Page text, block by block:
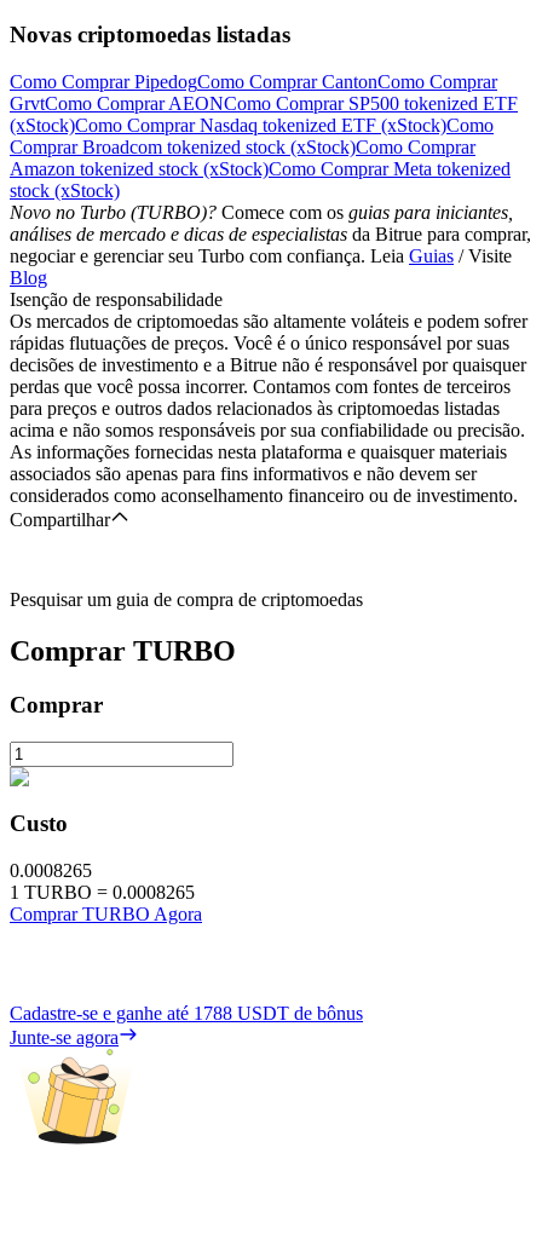
Novas criptomoedas listadas
Como Comprar PipedogComo Comprar CantonComo Comprar
GrvtComo Comprar AEONComo Comprar SP500 tokenized ETF
(xStock)Como Comprar Nasdaq tokenized ETF (xStock)Como
Comprar Broadcom tokenized stock (xStock)Como Comprar
Amazon tokenized stock (xStock)Como Comprar Meta tokenized
stock (xStock)
Novo no Turbo (TURBO)? Comece com os guias para iniciantes,
análises de mercado e dicas de especialistas da Bitrue para comprar,
negociar e gerenciar seu Turbo com confiança. Leia Guias / Visite
Blog
Isenção de responsabilidade
Os mercados de criptomoedas são altamente voláteis e podem sofrer
rápidas flutuações de preços. Você é o único responsável por suas
decisões de investimento e a Bitrue não é responsável por quaisquer
perdas que você possa incorrer. Contamos com fontes de terceiros
para preços e outros dados relacionados às criptomoedas listadas
acima e não somos responsáveis por sua confiabilidade ou precisão.
As informações fornecidas nesta plataforma e quaisquer materiais
associados são apenas para fins informativos e não devem ser
considerados como aconselhamento financeiro ou de investimento.
Compartilhar
Pesquisar um guia de compra de criptomoedas
Comprar TURBO
Comprar
Custo
0.0008265
1 TURBO = 0.0008265
Comprar TURBO Agora
Cadastre-se e ganhe até 1788 USDT de bônus
Junte-se agora